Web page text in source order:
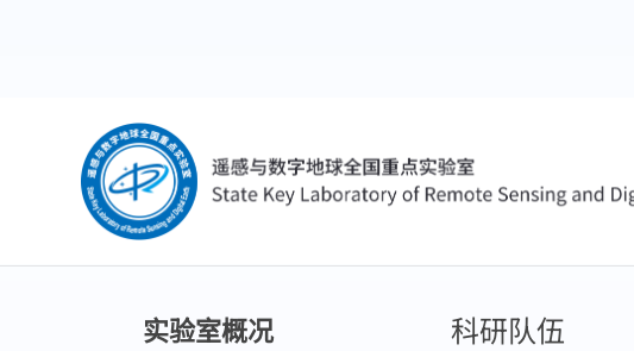
实验室概况 科研队伍